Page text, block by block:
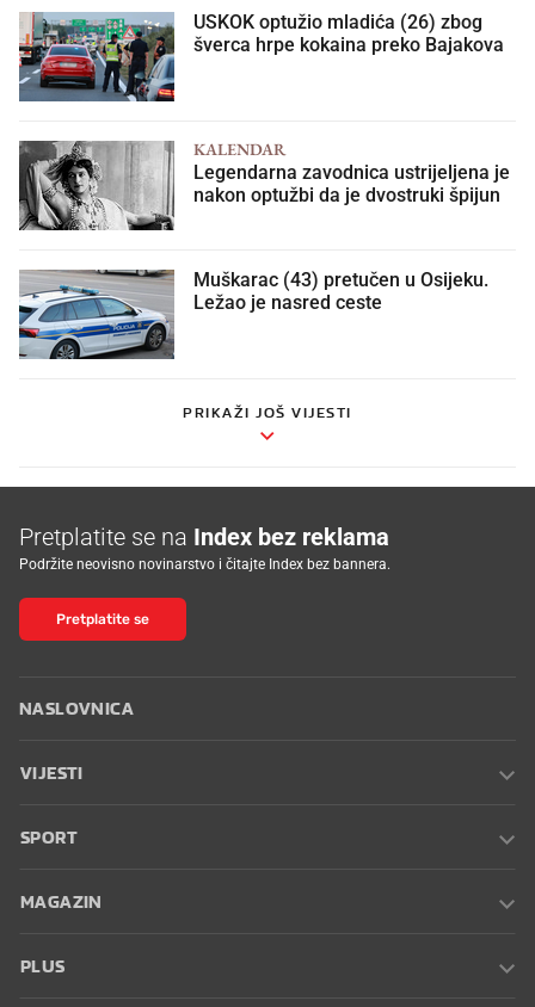
USKOK optužio mladića (26) zbog
šverca hrpe kokaina preko Bajakova
KALENDAR
Legendarna zavodnica ustrijeljena je
nakon optužbi da je dvostruki špijun
Muškarac (43) pretučen u Osijeku.
Ležao je nasred ceste
PRIKAŽI JOŠ VIJESTI
Pretplatite se na Index bez reklama
Podržite neovisno novinarstvo i čitajte Index bez bannera.
Pretplatite se
NASLOVNICA
VIJESTI
SPORT
MAGAZIN
PLUS